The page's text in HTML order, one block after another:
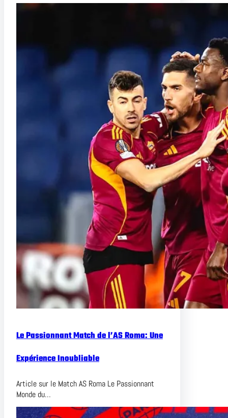
Le Passionnant Match de l’AS Roma: Une
Expérience Inoubliable
Article sur le Match AS Roma Le Passionnant
Monde du…